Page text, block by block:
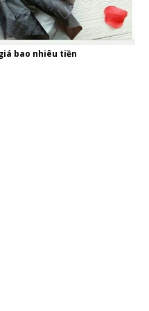
bao nhiêu tiền